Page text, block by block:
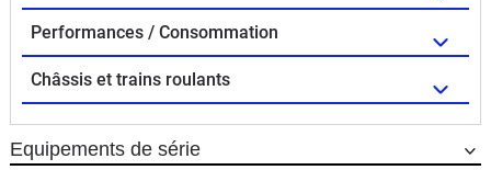
Performances / Consommation
Châssis et trains roulants
Equipements de série